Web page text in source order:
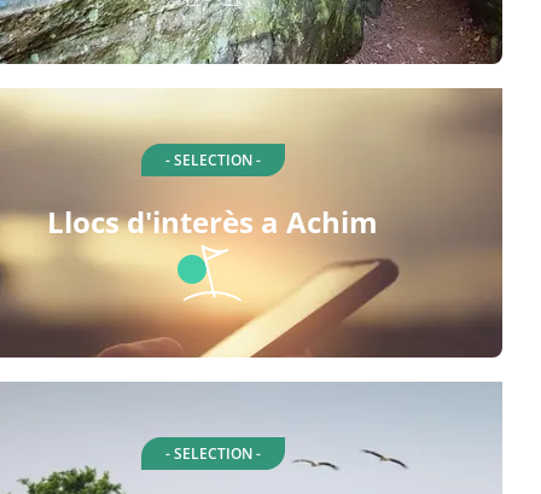
- SELECTION -
Llocs d'interès a Achim
- SELECTION -